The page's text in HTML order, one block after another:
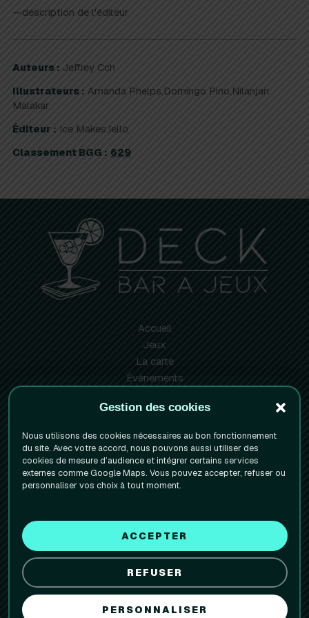
Gestion des cookies
Nous utilisons des cookies nécessaires au bon fonctionnement
du site. Avec votre accord, nous pouvons aussi utiliser des
cookies de mesure d’audience et intégrer certains services
externes comme Google Maps. Vous pouvez accepter, refuser ou
personnaliser vos choix à tout moment.
ACCEPTER
REFUSER
PERSONNALISER
—description de l'éditeur
Auteurs : Jeffrey Cch
Illustrateurs : Amanda Phelps,Domingo Pino,Nilanjan
Malakar
Éditeur : Ice Makes,Iello
Classement BGG : 629
Accueil
Jeux
La carte
Évènements
Réserver votre table
Mentions Légales
Politique de confidentialite
Politique de cookies (UE)
Facebook
Instagram
1 rue de la Paix
38000 Grenoble
09 80 49 44 90